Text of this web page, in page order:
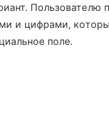
Пользователю
и цифрами,
поле.